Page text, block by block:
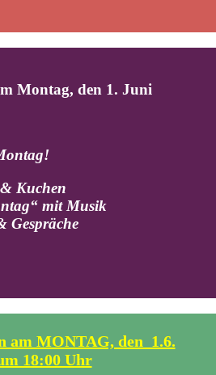
Montag, den 1. Juni
Kuchen
mit Musik
Gespräche
am MONTAG, den 1.6.
18:00 Uhr